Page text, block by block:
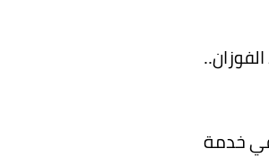
في خدمة